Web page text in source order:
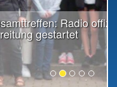
in
weiter lesen...